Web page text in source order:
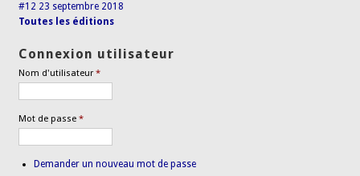
#12 23 septembre 2018
Toutes les éditions
Connexion utilisateur
Nom d'utilisateur*
Mot de passe*
Demander un nouveau mot de passe